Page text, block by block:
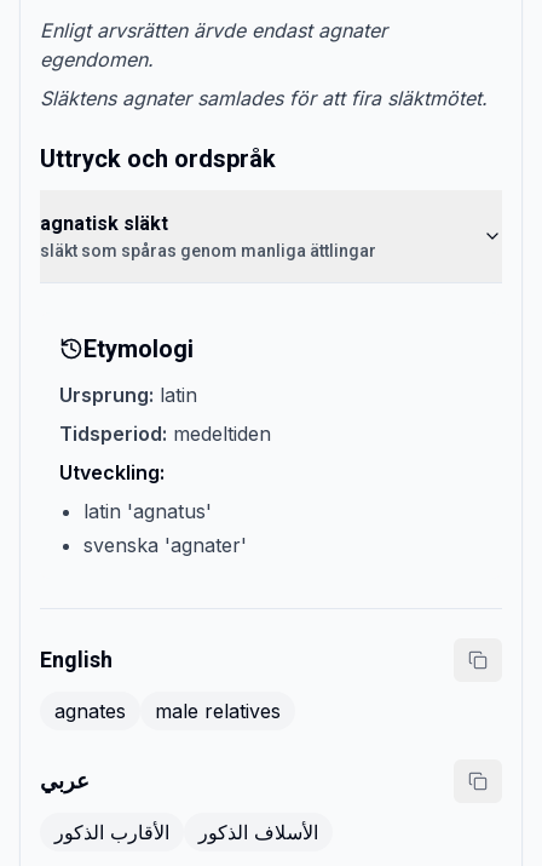
Enligt arvsrätten ärvde endast agnater
egendomen.
Släktens agnater samlades för att fira släktmötet.
Uttryck och ordspråk
agnatisk släkt
släkt som spåras genom manliga ättlingar
Etymologi
Ursprung: latin
Tidsperiod: medeltiden
Utveckling:
latin 'agnatus'
svenska 'agnater'
English
agnates male relatives
عربي
الأقارب الذكور الأسلاف الذكور